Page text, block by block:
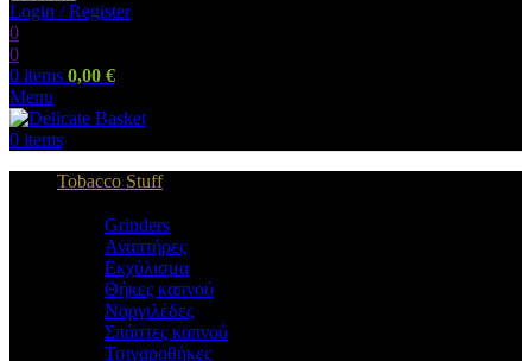
Login / Register
0
0
0 items 0,00 €
Menu
0 items
Tobacco Stuff
Grinders
Αναπτήρες
Εκχύλισμα
Θήκες καπνού
Ναργιλέδες
Σπάστες καπνού
Τσιγαροθήκες